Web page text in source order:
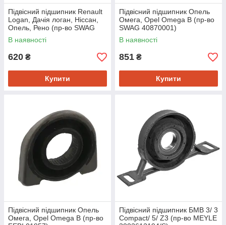
Підвісний підшипник Renault
Logan, Дачія логан, Ніссан,
Опель, Рено (пр-во SWAG
60921985)
В наявності
620 ₴
Купити
Підвісний підшипник Опель
Омега, Opel Omega B (пр-во
SWAG 40870001)
В наявності
851 ₴
Купити
Підвісний підшипник Опель
Омега, Opel Omega B (пр-во
Підвісний підшипник БМВ 3/ 3
Compact/ 5/ Z3 (пр-во MEYLE